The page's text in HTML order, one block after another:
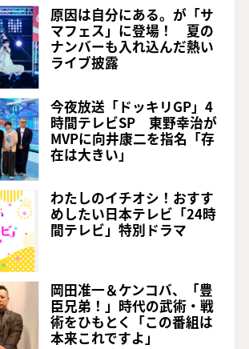
原因は自分にある。が「サ
マフェス」に登場！ 夏の
ナンバーも入れ込んだ熱い
ライブ披露
今夜放送「ドッキリGP」4
時間テレビSP 東野幸治が
MVPに向井康二を指名「存
在は大きい」
わたしのイチオシ！おすす
めしたい日本テレビ「24時
間テレビ」特別ドラマ
岡田准一＆ケンコバ、「豊
臣兄弟！」時代の武術・戦
術をひもとく「この番組は
本来これですよ」